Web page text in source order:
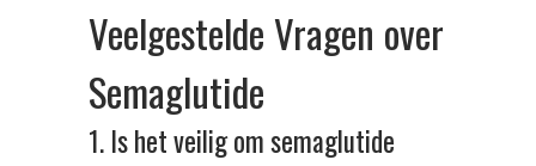
Veelgestelde Vragen over
Semaglutide
1. Is het veilig om semaglutide